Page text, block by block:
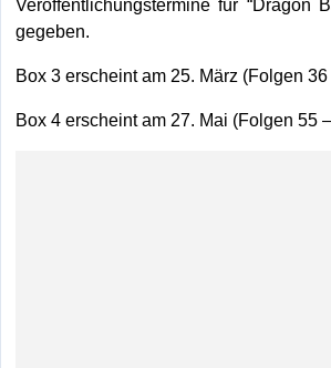
Veröffentlichungstermine für “Dragon
gegeben.
Box 3 erscheint am 25. März (Folgen
Box 4 erscheint am 27. Mai (Folgen 55